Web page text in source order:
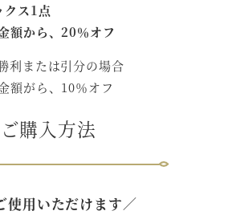
クス1点
から、20％オフ
利または引分の場合
がら、10％オフ
ご購入方法
使用いただけます／